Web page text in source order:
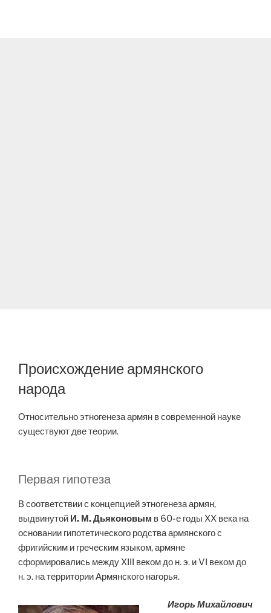
Происхождение армянского
народа
Относительно этногенеза армян в современной науке
существуют две теории.
Первая гипотеза
В соответствии с концепцией этногенеза армян,
выдвинутой И. М. Дьяконовым в 60-е годы XX века на
основании гипотетического родства армянского с
фригийским и греческим языком, армяне
сформировались между XIII веком до н. э. и VI веком до
н. э. на территории Армянского нагорья.
Игорь Михайлович